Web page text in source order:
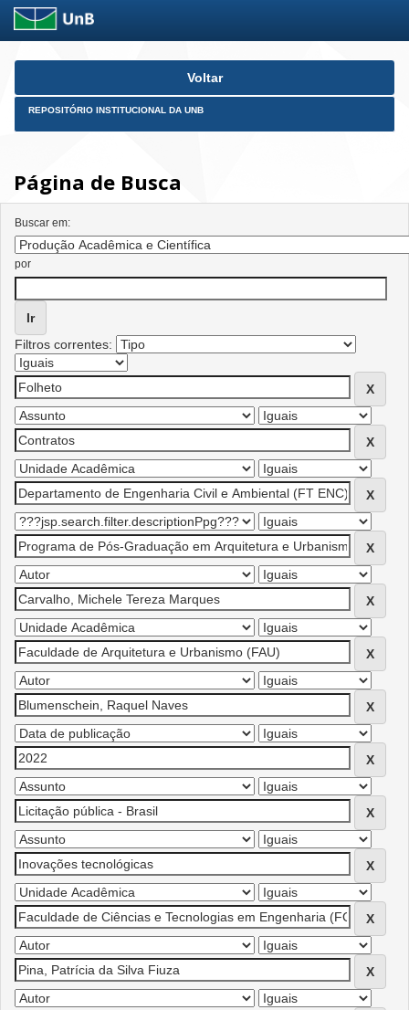
Skip
Voltar
REPOSITÓRIO INSTITUCIONAL DA UNB
Página de Busca
Buscar em:
por
Filtros correntes: